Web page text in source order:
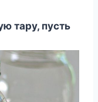
тару, пусть